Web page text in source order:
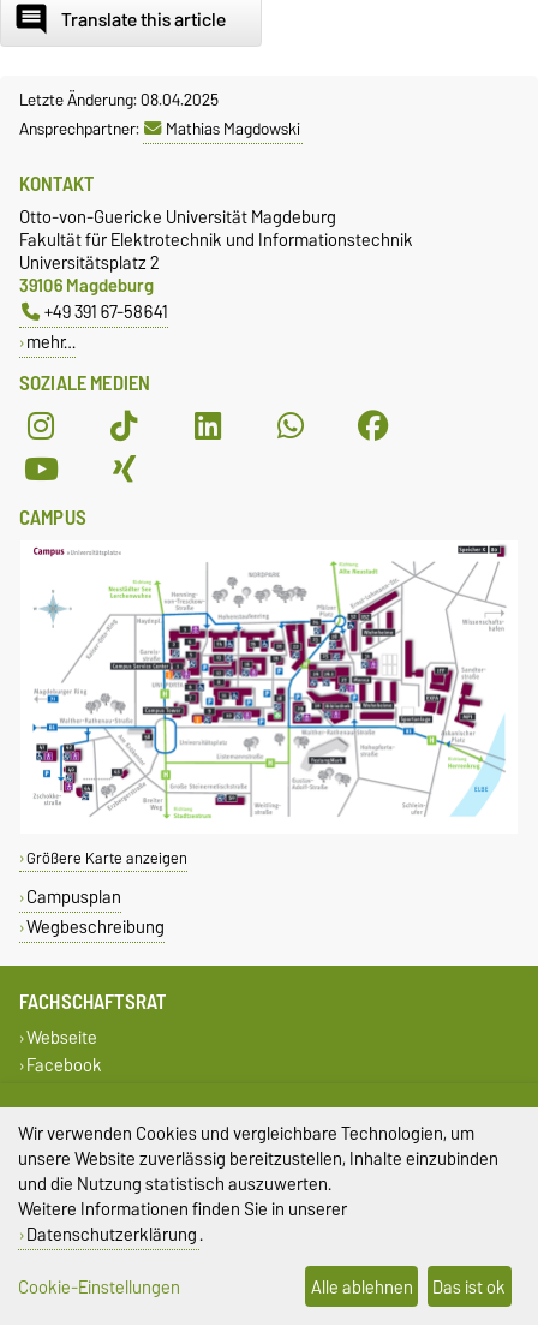
comment Translate this article
Letzte Änderung: 08.04.2025
Ansprechpartner:
Mathias Magdowski
SOZIALE MEDIEN
KONTAKT
Otto-von-Guericke Universität Magdeburg
Fakultät für Elektrotechnik und Informationstechnik
Universitätsplatz 2
39106 Magdeburg
+49 391 67-58641
mehr…
CAMPUS
Größere Karte anzeigen
Campusplan
Wegbeschreibung
FACHSCHAFTSRAT
Webseite
Facebook
GLEICHSTELLUNG
Gleichstellungsbeauftragte
Büro für Gleichstellungsfragen
SERVICE
Universitätsrechenzentrum
Campus Welcome Center
Wir verwenden Cookies und vergleichbare Technologien, um
unsere Website zuverlässig bereitzustellen, Inhalte einzubinden
und die Nutzung statistisch auszuwerten.
Weitere Informationen finden Sie in unserer
Datenschutzerklärung.
Cookie-Einstellungen
Alle ablehnen Das ist ok